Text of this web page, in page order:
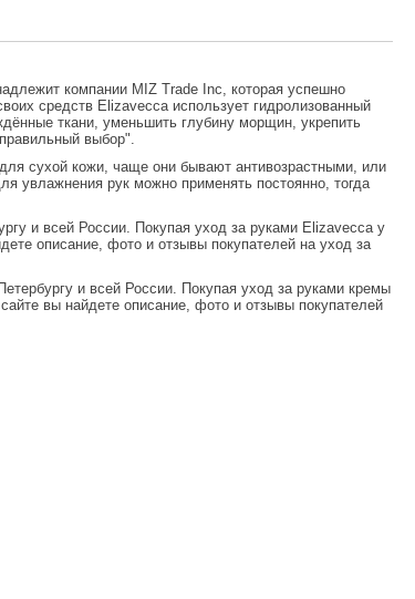
компании MIZ Trade Inc, которая успешно
средств Elizavecca использует гидролизованный
ткани, уменьшить глубину морщин, укрепить
выбор".
сухой кожи, чаще они бывают антивозрастными, или
увлажнения рук можно применять постоянно, тогда
и всей России. Покупая уход за руками Elizavecca у
описание, фото и отзывы покупателей на уход за
и всей России. Покупая уход за руками кремы
вы найдете описание, фото и отзывы покупателей